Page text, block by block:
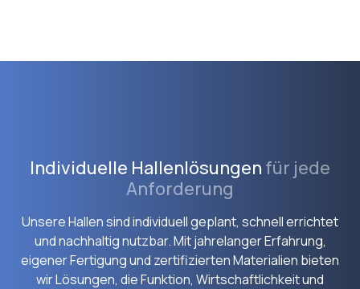
Individuelle Hallenlösungen für jede
Anforderung
Unsere Hallen sind individuell geplant, schnell errichtet
und nachhaltig nutzbar. Mit jahrelanger Erfahrung,
eigener Fertigung und zertifizierten Materialien bieten
wir Lösungen, die Funktion, Wirtschaftlichkeit und